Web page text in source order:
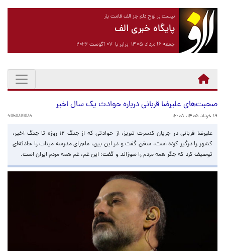
نیست بر لوح دلم جز الف قامت یار
پایگاه خبری الف
جمعه ۱۶ مرداد ۱۴۰۵ برابر با ۰۷ آگوست ۲۰۲۶
صحبت‌های علیرضا قربانی درباره حوادث یک سال اخیر
۱۹ خرداد ۱۴۰۵، ۱۲:۰۸ 4050319034
علیرضا قربانی در جریان کنسرت تبریز، از حوادثی که از جنگ ۱۲ روزه تا جنگ اخیر،
کشور را درگیر کرده است، سخن گفت و در این بین، ماجرای مدرسه میناب را حادثه‌ای
توصیف کرد که جگر همه مردم را سوزاند و گفت: این غم، غم همه مردم ایران است.